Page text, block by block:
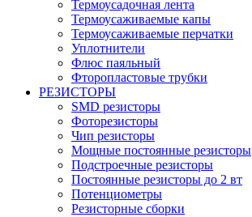
Термоусадочная лента
Термоусаживаемые капы
Термоусаживаемые перчатки
Уплотнители
Флюс паяльный
Фторопластовые трубки
РЕЗИСТОРЫ
SMD резисторы
Фоторезисторы
Чип резисторы
Мощные постоянные резисторы
Подстроечные резисторы
Постоянные резисторы до 2 вт
Потенциометры
Резисторные сборки